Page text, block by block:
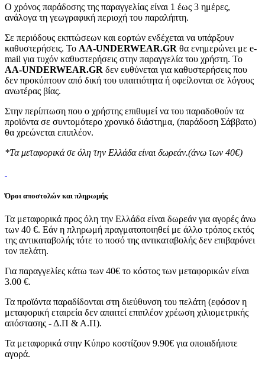
Ο χρόνος παράδοσης της παραγγελίας είναι 1 έως 3 ημέρες,
ανάλογα τη γεωγραφική περιοχή του παραλήπτη.
Σε περιόδους εκπτώσεων και εορτών ενδέχεται να υπάρξουν
καθυστερήσεις. Το AA-UNDERWEAR.GR θα ενημερώνει με e-
mail για τυχόν καθυστερήσεις στην παραγγελία του χρήστη. Το
AA-UNDERWEAR.GR δεν ευθύνεται για καθυστερήσεις που
δεν προκύπτουν από δική του υπαιτιότητα ή οφείλονται σε λόγους
ανωτέρας βίας.
Στην περίπτωση που ο χρήστης επιθυμεί να του παραδοθούν τα
προϊόντα σε συντομότερο χρονικό διάστημα, (παράδοση Σάββατο)
θα χρεώνεται επιπλέον.
*Τα μεταφορικά σε όλη την Ελλάδα είναι δωρεάν.(άνω των 40€)
Όροι αποστολών και πληρωμής
Τα μεταφορικά προς όλη την Ελλάδα είναι δωρεάν για αγορές άνω
των 40 €. Εάν η πληρωμή πραγματοποιηθεί με άλλο τρόπος εκτός
της αντικαταβολής τότε το ποσό της αντικαταβολής δεν επιβαρύνει
τον πελάτη.
Για παραγγελίες κάτω των 40€ το κόστος των μεταφορικών είναι
3.00 €.
Τα προϊόντα παραδίδονται στη διεύθυνση του πελάτη (εφόσον η
μεταφορική εταιρεία δεν απαιτεί επιπλέον χρέωση χιλιομετρικής
απόστασης - Δ.Π & Α.Π).
Τα μεταφορικά στην Κύπρο κοστίζουν 9.90€ για οποιαδήποτε
αγορά.